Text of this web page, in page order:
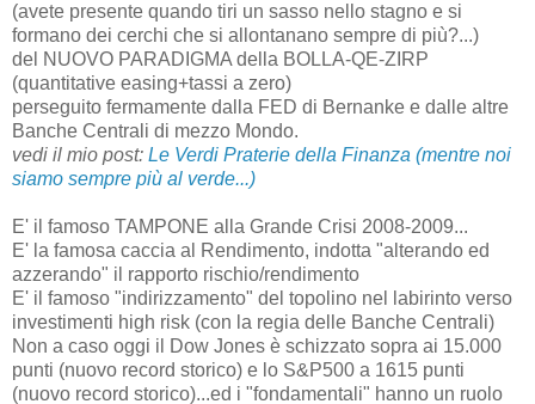
(avete presente quando tiri un sasso nello stagno e si
formano dei cerchi che si allontanano sempre di più?...)
del NUOVO PARADIGMA della BOLLA-QE-ZIRP
(quantitative easing+tassi a zero)
perseguito fermamente dalla FED di Bernanke e dalle altre
Banche Centrali di mezzo Mondo.
vedi il mio post: Le Verdi Praterie della Finanza (mentre noi
siamo sempre più al verde...)
E' il famoso TAMPONE alla Grande Crisi 2008-2009...
E' la famosa caccia al Rendimento, indotta "alterando ed
azzerando" il rapporto rischio/rendimento
E' il famoso "indirizzamento" del topolino nel labirinto verso
investimenti high risk (con la regia delle Banche Centrali)
Non a caso oggi il Dow Jones è schizzato sopra ai 15.000
punti (nuovo record storico) e lo S&P500 a 1615 punti
(nuovo record storico)...ed i "fondamentali" hanno un ruolo